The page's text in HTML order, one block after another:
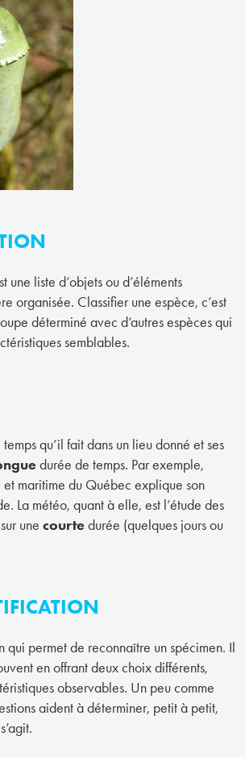
une liste d’objets ou d’éléments
organisée. Classifier une espèce, c’est
déterminé avec d’autres espèces qui
semblables.
qu’il fait dans un lieu donné et ses
durée de temps. Par exemple,
maritime du Québec explique son
La météo, quant à elle, est l’étude des
une courtedurée (quelques jours ou
qui permet de reconnaître un spécimen. Il
en offrant deux choix différents,
observables. Un peu comme
aident à déterminer, petit à petit,